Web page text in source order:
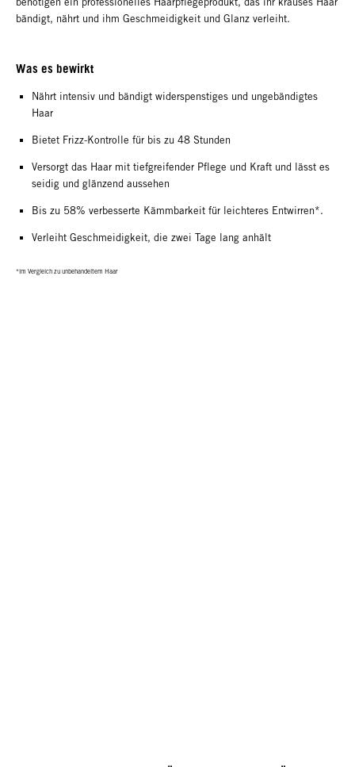
bändigt, nährt und ihm Geschmeidigkeit und Glanz verleiht.
Was es bewirkt
Nährt intensiv und bändigt widerspenstiges und ungebändigtes
Haar
Bietet Frizz-Kontrolle für bis zu 48 Stunden
Versorgt das Haar mit tiefgreifender Pflege und Kraft und lässt es
seidig und glänzend aussehen
Bis zu 58% verbesserte Kämmbarkeit für leichteres Entwirren*.
Verleiht Geschmeidigkeit, die zwei Tage lang anhält
*im Vergleich zu unbehandeltem Haar